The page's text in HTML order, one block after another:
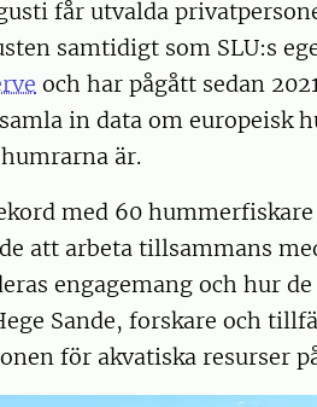
får utvalda
samtidigt som SLU:s
och har pågått sedan
in data om europeisk
är.
med 60
att arbeta tillsammans
engagemang och hur
Sande, forskare och
för akvatiska resurser